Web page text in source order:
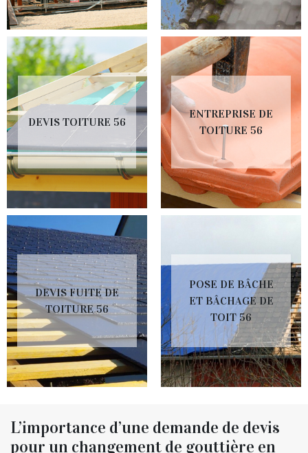
DEVIS TOITURE 56
ENTREPRISE DE
TOITURE 56
DEVIS FUITE DE
TOITURE 56
POSE DE BÂCHE
ET BÂCHAGE DE
TOIT 56
L’importance d’une demande de devis
pour un changement de gouttière en